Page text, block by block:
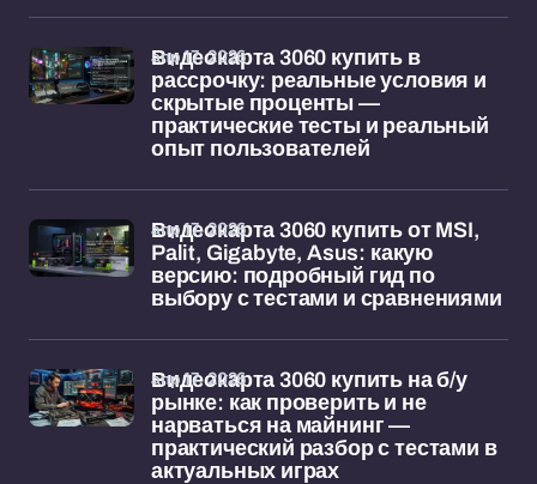
Видеокарта 3060 купить в
рассрочку: реальные условия и
скрытые проценты —
практические тесты и реальный
опыт пользователей
апр 17, 2026
Видеокарта 3060 купить от MSI,
Palit, Gigabyte, Asus: какую
версию: подробный гид по
выбору с тестами и сравнениями
апр 17, 2026
Видеокарта 3060 купить на б/у
рынке: как проверить и не
нарваться на майнинг —
практический разбор с тестами в
актуальных играх
апр 17, 2026